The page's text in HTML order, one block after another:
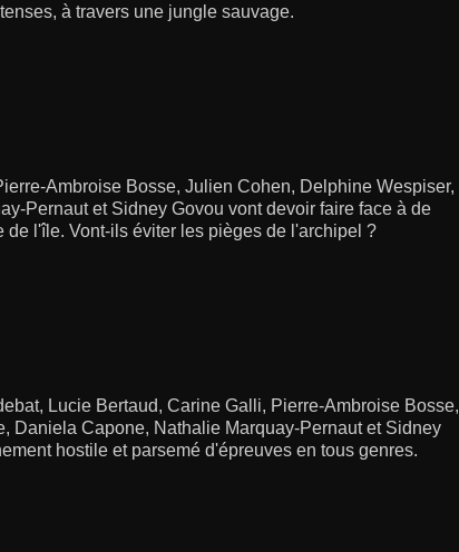
à travers une jungle sauvage.
Ambroise Bosse, Julien Cohen, Delphine Wespiser,
Pernaut et Sidney Govou vont devoir faire face à de
l'île. Vont-ils éviter les pièges de l'archipel ?
Lucie Bertaud, Carine Galli, Pierre-Ambroise Bosse,
Daniela Capone, Nathalie Marquay-Pernaut et Sidney
hostile et parsemé d'épreuves en tous genres.